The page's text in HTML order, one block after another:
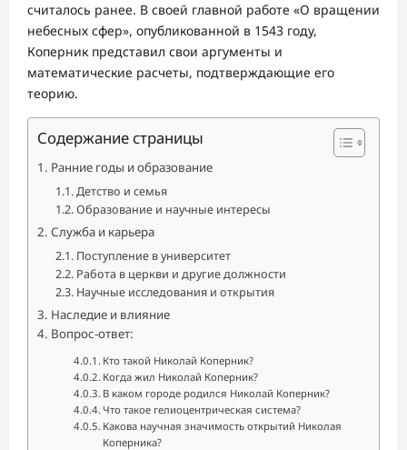
считалось ранее. В своей главной работе «О вращении
небесных сфер», опубликованной в 1543 году,
Коперник представил свои аргументы и
математические расчеты, подтверждающие его
теорию.
Содержание страницы
Ранние годы и образование
Детство и семья
Образование и научные интересы
Служба и карьера
Поступление в университет
Работа в церкви и другие должности
Научные исследования и открытия
Наследие и влияние
Вопрос-ответ:
Кто такой Николай Коперник?
Когда жил Николай Коперник?
В каком городе родился Николай Коперник?
Что такое гелиоцентрическая система?
Какова научная значимость открытий Николая
Коперника?